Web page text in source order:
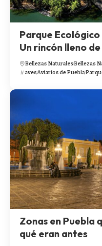
Parque
Un rincón lleno
Bellezas NaturalesBellezas
avesAviarios de Puebla
Zonas en Puebla
qué eran antes